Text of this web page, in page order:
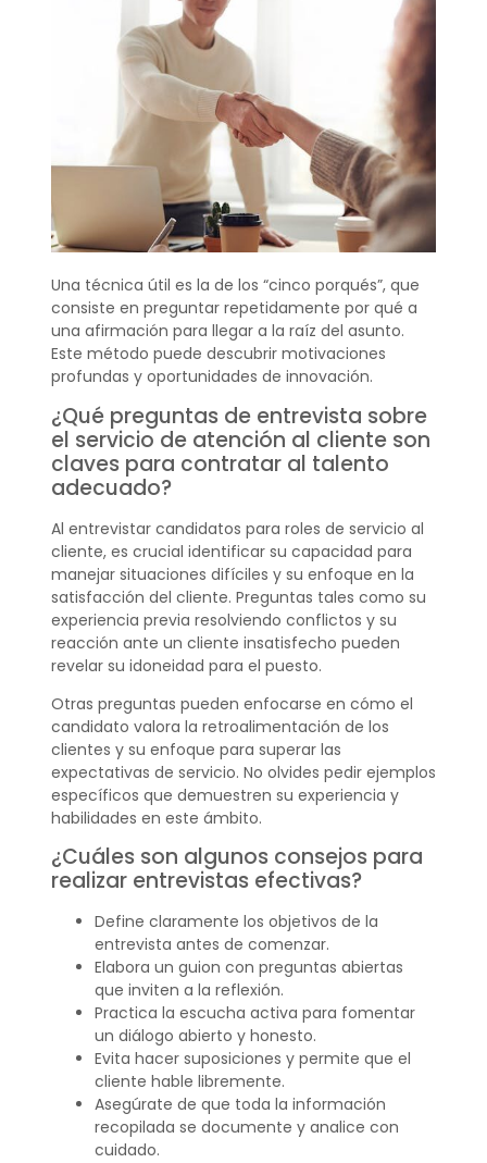
Una técnica útil es la de los “cinco porqués”, que
consiste en preguntar repetidamente por qué a
una afirmación para llegar a la raíz del asunto.
Este método puede descubrir motivaciones
profundas y oportunidades de innovación.
¿Qué preguntas de entrevista sobre
el servicio de atención al cliente son
claves para contratar al talento
adecuado?
Al entrevistar candidatos para roles de servicio al
cliente, es crucial identificar su capacidad para
manejar situaciones difíciles y su enfoque en la
satisfacción del cliente. Preguntas tales como su
experiencia previa resolviendo conflictos y su
reacción ante un cliente insatisfecho pueden
revelar su idoneidad para el puesto.
Otras preguntas pueden enfocarse en cómo el
candidato valora la retroalimentación de los
clientes y su enfoque para superar las
expectativas de servicio. No olvides pedir ejemplos
específicos que demuestren su experiencia y
habilidades en este ámbito.
¿Cuáles son algunos consejos para
realizar entrevistas efectivas?
Define claramente los objetivos de la
entrevista antes de comenzar.
Elabora un guion con preguntas abiertas
que inviten a la reflexión.
Practica la escucha activa para fomentar
un diálogo abierto y honesto.
Evita hacer suposiciones y permite que el
cliente hable libremente.
Asegúrate de que toda la información
recopilada se documente y analice con
cuidado.